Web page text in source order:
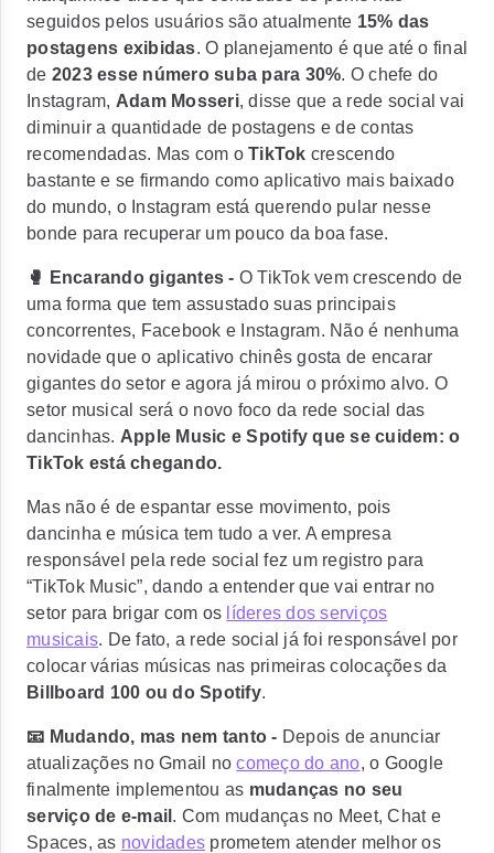
seguidos pelos usuários são atualmente 15% das
postagens exibidas. O planejamento é que até o final
de 2023 esse número suba para 30%. O chefe do
Instagram, Adam Mosseri, disse que a rede social vai
diminuir a quantidade de postagens e de contas
recomendadas. Mas com o TikTok crescendo
bastante e se firmando como aplicativo mais baixado
do mundo, o Instagram está querendo pular nesse
bonde para recuperar um pouco da boa fase.
🥊 Encarando gigantes - O TikTok vem crescendo de
uma forma que tem assustado suas principais
concorrentes, Facebook e Instagram. Não é nenhuma
novidade que o aplicativo chinês gosta de encarar
gigantes do setor e agora já mirou o próximo alvo. O
setor musical será o novo foco da rede social das
dancinhas. Apple Music e Spotify que se cuidem: o
TikTok está chegando.
Mas não é de espantar esse movimento, pois
dancinha e música tem tudo a ver. A empresa
responsável pela rede social fez um registro para
“TikTok Music”, dando a entender que vai entrar no
setor para brigar com os líderes dos serviços
musicais. De fato, a rede social já foi responsável por
colocar várias músicas nas primeiras colocações da
Billboard 100 ou do Spotify.
📧 Mudando, mas nem tanto - Depois de anunciar
atualizações no Gmail nocomeço do ano, o Google
finalmente implementou as mudanças no seu
serviço de e-mail . Com mudanças no Meet, Chat e
Spaces, as novidades prometem atender melhor os